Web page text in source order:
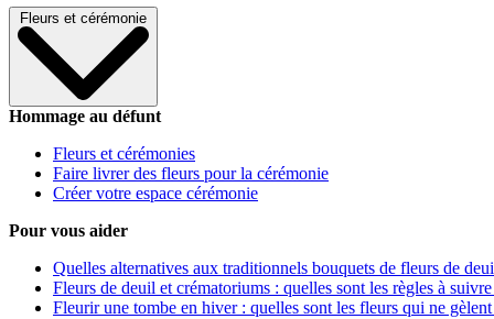
Fleurs et cérémonie
Hommage au défunt
Fleurs et cérémonies
Faire livrer des fleurs pour la cérémonie
Créer votre espace cérémonie
Pour vous aider
Quelles alternatives aux traditionnels bouquets de fleurs de
Fleurs de deuil et crématoriums : quelles sont les règles à
Fleurir une tombe en hiver : quelles sont les fleurs qui ne gèlent